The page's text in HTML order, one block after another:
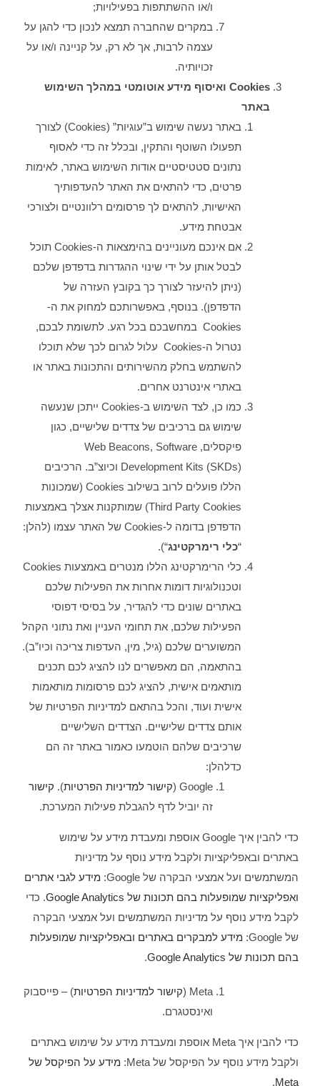
ו/או ההשתתפות בפעילויות;
במקרים שהחברה תמצא לנכון כדי להגן על
עצמה לרבות, אך לא רק, על קניינה ו/או על
זכויותיה.
Cookies ואיסוף מידע אוטומטי במהלך השימוש
באתר
באתר נעשה שימוש ב”עוגיות” (Cookies) לצורך
תפעולו השוטף והתקין, ובכלל זה כדי לאסוף
נתונים סטטיסטיים אודות השימוש באתר, לאימות
פרטים, כדי להתאים את האתר להעדפותיך
האישיות, להתאים לך פרסומים רלוונטיים ולצורכי
אבטחת מידע.
אם אינכם מעוניינים בהימצאות ה-Cookies תוכל
לבטל אותן על ידי שינוי ההגדרות בדפדפן שלכם
(ניתן להיעזר לצורך כך בקובץ העזרה של
הדפדפן). בנוסף, באפשרותכם למחוק את ה-
Cookies במחשבכם בכל רגע. לתשומת לבכם,
נטרול ה-Cookies
עלול לגרום לכך שלא תוכלו
להשתמש בחלק מהשירותים והתכונות באתר או
באתרי אינטרנט אחרים.
כמו כן, לצד השימוש ב-Cookies ייתכן שנעשה
שימוש גם ברכיבים של צדדים שלישיים, כגון
פיקסלים, Web Beacons, Software
Development Kits (SKDs) וכיוצ”ב. הרכיבים
הללו פועלים לרוב בשילוב Cookies (שמכונות
Third Party Cookies) שמותקנות אצלך באמצעות
הדפדפן בדומה ל-Cookies של האתר עצמו (להלן:
“כלי רימרקטינג“).
כלי הרימרקטינג הללו מנטרים באמצעות Cookies
וטכנולוגיות דומות אחרות את הפעילות שלכם
באתרים שונים כדי להגדיר, על בסיסי דפוסי
הפעילות שלכם, את תחומי העניין ואת נתוני הקהל
המשוערים שלכם (גיל, מין, העדפות צריכה וכיו”ב).
בהתאמה, הם מאפשרים לנו להציג לכם תכנים
מותאמים אישית, להציג לכם פרסומות מותאמות
אישית ועוד, והכל בהתאם למדיניות הפרטיות של
אותם צדדים שלישיים. הצדדים השלישיים
שרכיבים שלהם הוטמעו כאמור באתר זה הם
כדלהלן:
Google ( קישור למדיניות הפרטיות). קישור
זה יוביל לדף להגבלת פעילות המערכת.
כדי להבין איך Google אוספת ומעבדת מידע על שימוש
באתרים ובאפליקציות ולקבל מידע נוסף על מדיניות
המשתמשים ועל אמצעי הבקרה של Google:
מידע לגבי אתרים
ואפליקציות שמופעלות בהם תכונות של Google Analytics
. כדי
לקבל מידע נוסף על מדיניות המשתמשים ועל אמצעי הבקרה
של Google:
מידע למבקרים באתרים ובאפליקציות שמופעלות
בהם תכונות של Google Analytics
.
Meta ( קישור למדיניות הפרטיות) – פייסבוק
ואינסטגרם.
כדי להבין איך Meta אוספת ומעבדת מידע על שימוש באתרים
ולקבל מידע נוסף על הפיקסל של Meta:
מידע על הפיקסל של
Meta
.